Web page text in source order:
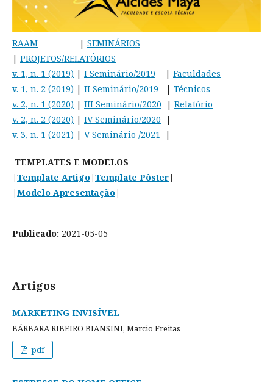
RAAM | SEMINÁRIOS
| PROJETOS/RELATÓRIOS
v. 1, n. 1 (2019) | I Seminário/2019 | Faculdades
v. 1, n. 2 (2019) | II Seminário/2019 | Técnicos
v. 2, n. 1 (2020) | III Seminário/2020 | Relatório
v. 2, n. 2 (2020) | IV Seminário/2020 |
v. 3, n. 1 (2021) | V Seminário /2021 |
TEMPLATES E MODELOS
|Template Artigo |Template Pôster |
|Modelo Apresentação |
Publicado: 2021-05-05
Artigos
MARKETING INVISÍVEL
BÁRBARA RIBEIRO BIANSINI, Marcio Freitas
pdf